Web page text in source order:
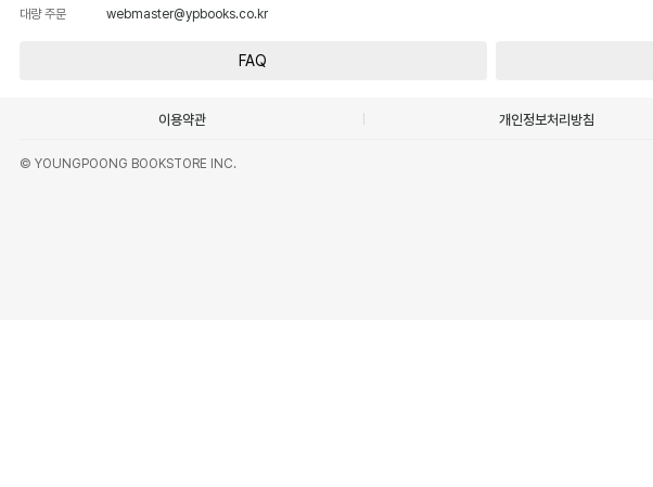
대량 주문
webmaster@ypbooks.co.kr
FAQ
이용약관 개인정보처리방침
© YOUNGPOONG BOOKSTORE INC.